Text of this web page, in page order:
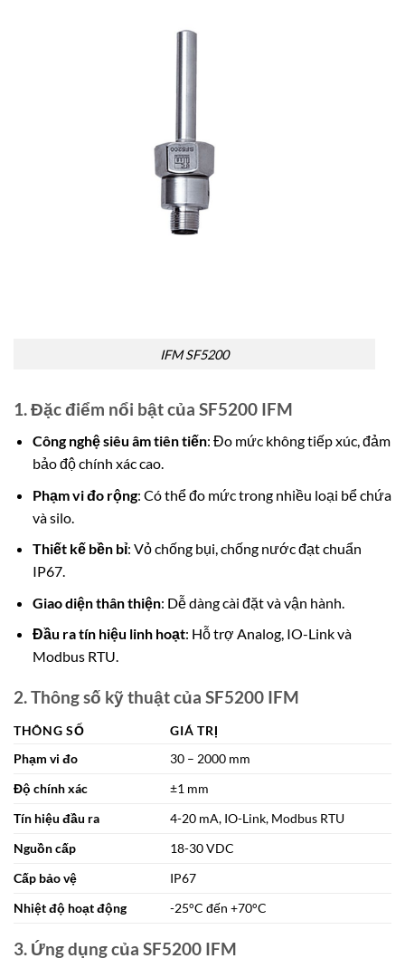
IFM SF5200
1. Đặc điểm nổi bật của SF5200 IFM
Công nghệ siêu âm tiên tiến: Đo mức không tiếp xúc, đảm
bảo độ chính xác cao.
Phạm vi đo rộng: Có thể đo mức trong nhiều loại bể chứa
và silo.
Thiết kế bền bỉ: Vỏ chống bụi, chống nước đạt chuẩn
IP67.
Giao diện thân thiện: Dễ dàng cài đặt và vận hành.
Đầu ra tín hiệu linh hoạt: Hỗ trợ Analog, IO-Link và
Modbus RTU.
2. Thông số kỹ thuật của SF5200 IFM
THÔNG SỐ
GIÁ TRỊ
Phạm vi đo
30 – 2000 mm
Độ chính xác
±1 mm
Tín hiệu đầu ra
4-20 mA, IO-Link, Modbus RTU
Nguồn cấp
18-30 VDC
Cấp bảo vệ
IP67
Nhiệt độ hoạt động
-25°C đến +70°C
3. Ứng dụng của SF5200 IFM